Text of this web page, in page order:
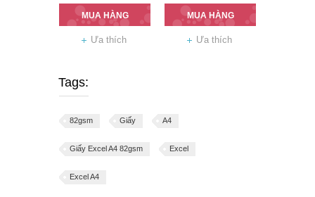
MUA HÀNG
Ưa thích
MUA HÀNG
Ưa thích
Tags:
82gsm Giấy A4
Giấy Excel A4 82gsm Excel
Excel A4